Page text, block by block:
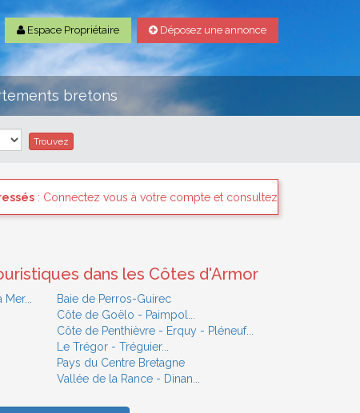
Espace Propriétaire Déposez une annonce
bretons
et consultez les "Messages des internautes pressés" il y a
dans les Côtes d'Armor
Baie de Perros-Guirec
Côte de Goëlo - Paimpol...
Côte de Penthièvre - Erquy - Pléneuf...
Le Trégor - Tréguier...
Pays du Centre Bretagne
Vallée de la Rance - Dinan...